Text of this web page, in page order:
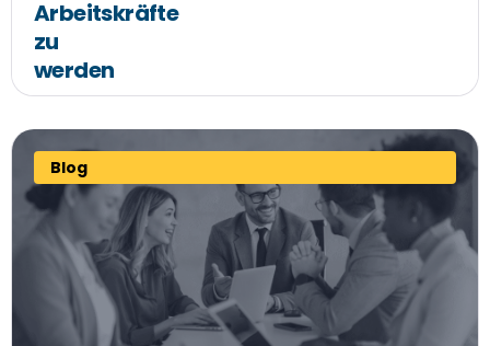
Arbeitskräfte
zu
werden
Blog